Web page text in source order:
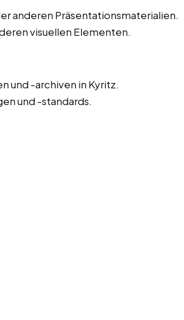
anderen Präsentationsmaterialien.
visuellen Elementen.
und -archiven in Kyritz.
und -standards.